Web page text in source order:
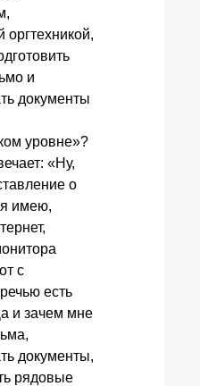
оргтехникой,
и
документы
уровне»?
«Ну,
о
имею,
с
есть
и зачем мне
документы,
рядовые